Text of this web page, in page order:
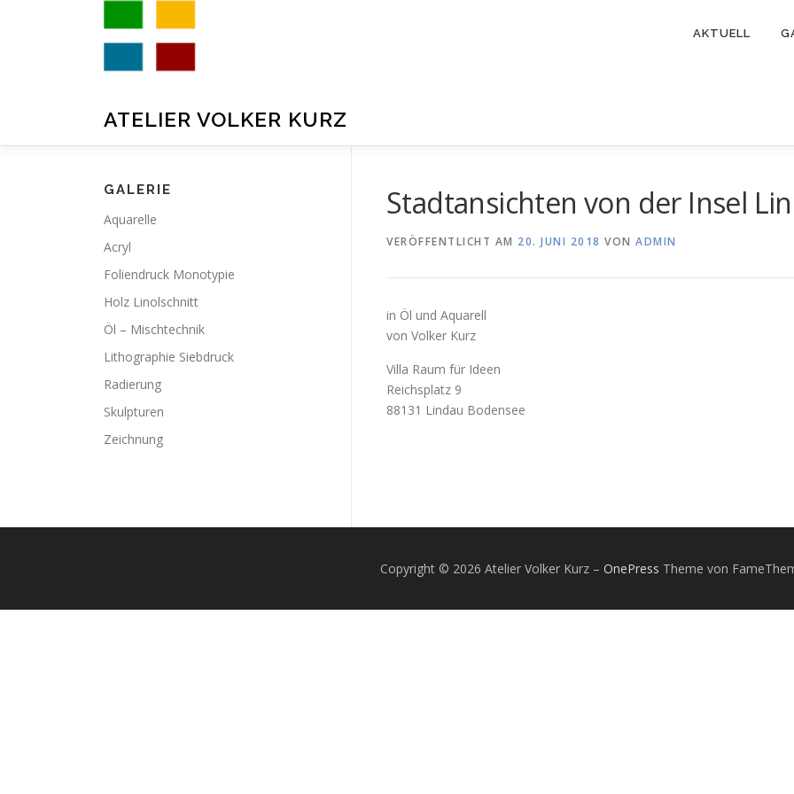
ATELIER VOLKER KURZ
AKTUELL
Stadtansichten von der Insel
VERÖFFENTLICHT AM 20. JUNI 2018 VON ADMIN
in Öl und Aquarell
von Volker Kurz
Villa Raum für Ideen
Reichsplatz 9
88131 Lindau Bodensee
GALERIE
Aquarelle
Acryl
Foliendruck Monotypie
Holz Linolschnitt
Öl – Mischtechnik
Lithographie Siebdruck
Radierung
Skulpturen
Zeichnung
Copyright © 2026 Atelier Volker Kurz – OnePress Theme von